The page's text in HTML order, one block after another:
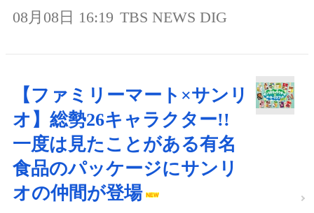
08月08日 16:19 TBS NEWS DIG
【ファミリーマート×サンリ
オ】総勢26キャラクター!!
一度は見たことがある有名
食品のパッケージにサンリ
オの仲間が登場